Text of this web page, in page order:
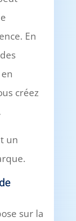
En
créez
un
sur la